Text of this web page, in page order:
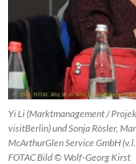
Yi Li (Marktmanagement /
visitBerlin) und Sonja Rösler,
McArthurGlen Service GmbH
FOTAC Bild © Wolf-Georg Kirst